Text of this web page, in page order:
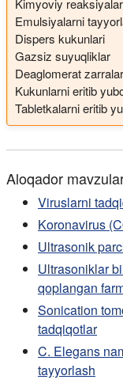
Emulsiyalarni
Dispers kukunlari
Gazsiz suyuqliklar
Deaglomerat
Kukunlarni eritib
Tabletkalarni eritib
Aloqador
Viruslarni
Koronavirus
Ultrasonik
Ultrasoniklar
qoplangan
Sonication
tadqiqotlar
C. Elegans
tayyorlash